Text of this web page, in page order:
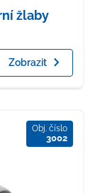
žlaby
Zobrazit
Obj. číslo
3002